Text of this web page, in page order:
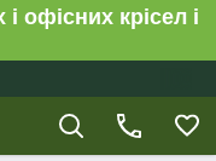
офісних крісел і